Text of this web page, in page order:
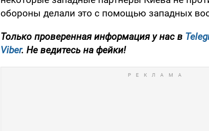
обороны делали это с помощью западных
Только проверенная информация у нас в
Viber. Не ведитесь на фейки!